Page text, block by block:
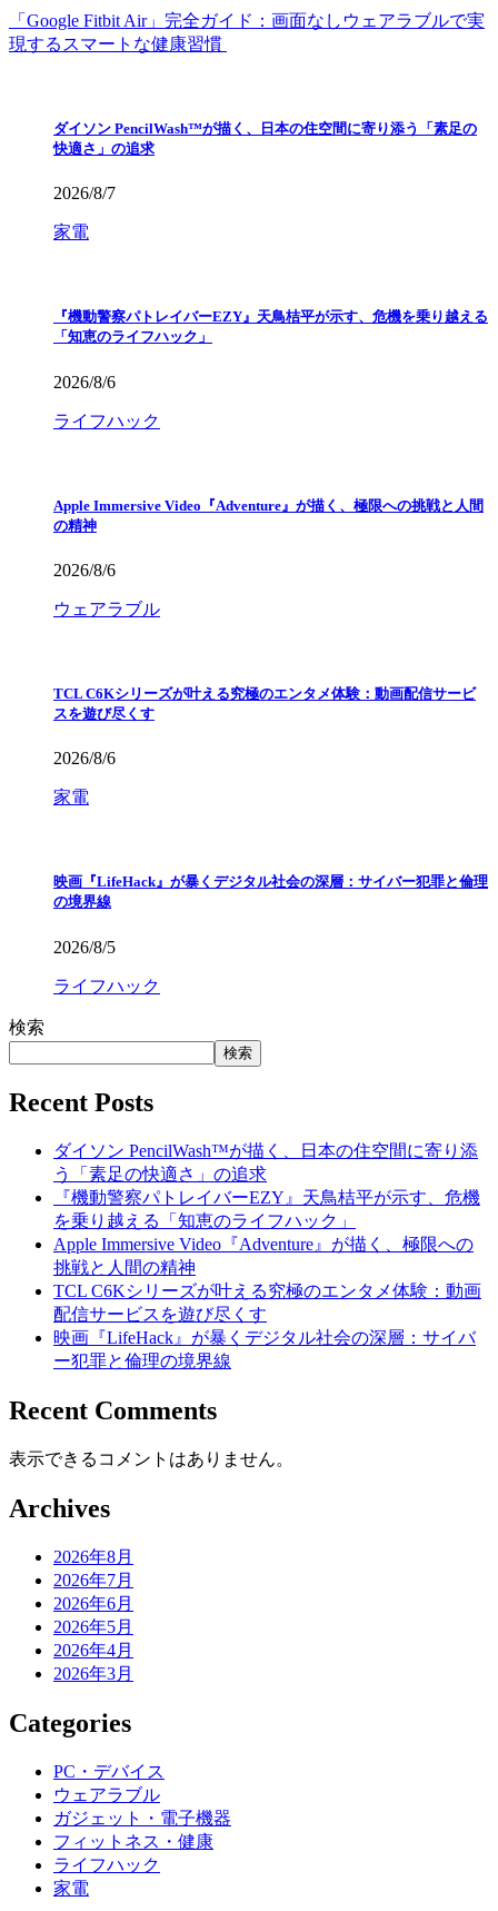
「Google Fitbit Air」完全ガイド：画面なしウェアラブルで実
現するスマートな健康習慣
ダイソン PencilWash™が描く、日本の住空間に寄り添う「素足の
快適さ」の追求
2026/8/7
家電
『機動警察パトレイバーEZY』天鳥桔平が示す、危機を乗り越える
「知恵のライフハック」
2026/8/6
ライフハック
Apple Immersive Video『Adventure』が描く、極限への挑戦と人間
の精神
2026/8/6
ウェアラブル
TCL C6Kシリーズが叶える究極のエンタメ体験：動画配信サービ
スを遊び尽くす
2026/8/6
家電
映画『LifeHack』が暴くデジタル社会の深層：サイバー犯罪と倫理
の境界線
2026/8/5
ライフハック
検索
検索
Recent Posts
ダイソン PencilWash™が描く、日本の住空間に寄り添
う「素足の快適さ」の追求
『機動警察パトレイバーEZY』天鳥桔平が示す、危機
を乗り越える「知恵のライフハック」
Apple Immersive Video『Adventure』が描く、極限への
挑戦と人間の精神
TCL C6Kシリーズが叶える究極のエンタメ体験：動画
配信サービスを遊び尽くす
映画『LifeHack』が暴くデジタル社会の深層：サイバ
ー犯罪と倫理の境界線
Recent Comments
表示できるコメントはありません。
Archives
2026年8月
2026年7月
2026年6月
2026年5月
2026年4月
2026年3月
Categories
PC・デバイス
ウェアラブル
ガジェット・電子機器
フィットネス・健康
ライフハック
家電